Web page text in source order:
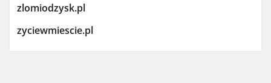
zlomiodzysk.pl
zyciewmiescie.pl